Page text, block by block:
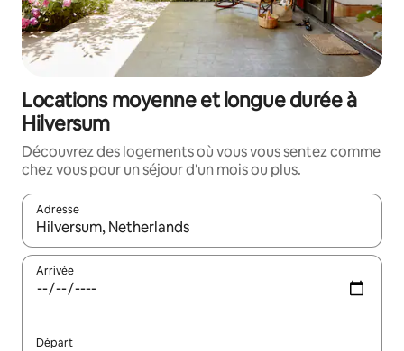
Locations moyenne et longue durée à
Hilversum
Découvrez des logements où vous vous sentez comme
chez vous pour un séjour d'un mois ou plus.
Adresse
Lorsque les résultats s'affichent, utilisez les flèches vers le
Arrivée
Départ